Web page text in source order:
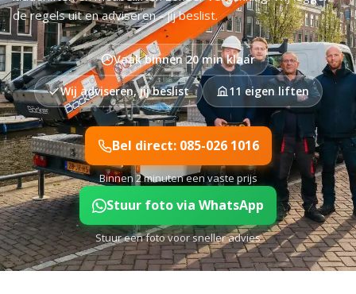
de regels uit en adviseren - jij beslist.
Vaak binnen 20 min klaar
Wij adviseren, jij beslist 11 eigen liften
Bel direct: 085-026 1016
Binnen 2 minuten een vaste prijs
Stuur foto via WhatsApp
Stuur een foto voor sneller advies